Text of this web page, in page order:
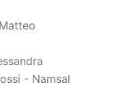
Matteo
- Namsal